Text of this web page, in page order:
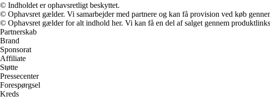
© Indholdet er ophavsretligt beskyttet.
© Ophavsret gælder. Vi samarbejder med partnere og kan få provision ved køb
© Ophavsret gælder for alt indhold her. Vi kan få en del af salget gennem
Partnerskab
Brand
Sponsorat
Affiliate
Støtte
Pressecenter
Forespørgsel
Kreds